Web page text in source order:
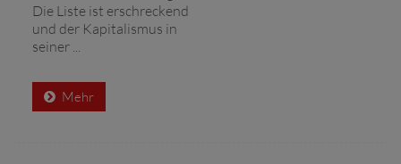
Die Liste ist erschreckend
und der Kapitalismus in
seiner ...
Mehr